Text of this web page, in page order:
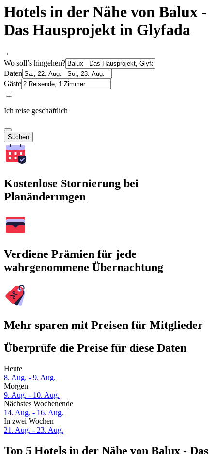
Hotels in der Nähe von Balux -
Das Hausprojekt in Glyfada
Wo soll’s hingehen?
Daten
Gäste
Ich reise geschäftlich
Suchen
Kostenlose Stornierung bei
Planänderungen
Verdiene Prämien für jede
wahrgenommene Übernachtung
Mehr sparen mit Preisen für Mitglieder
Überprüfe die Preise für diese Daten
Heute
8. Aug. - 9. Aug.
Morgen
9. Aug. - 10. Aug.
Nächstes Wochenende
14. Aug. - 16. Aug.
In zwei Wochen
21. Aug. - 23. Aug.
Top 5 Hotels in der Nähe von Balux - Das